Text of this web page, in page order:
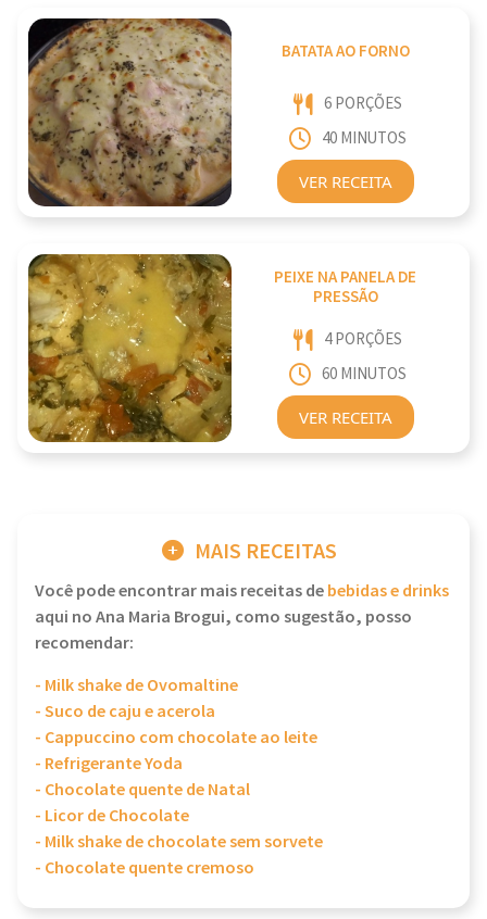
BATATA AO FORNO
6 PORÇÕES
40 MINUTOS
VER RECEITA
PEIXE NA PANELA DE
PRESSÃO
4 PORÇÕES
60 MINUTOS
VER RECEITA
MAIS RECEITAS
Você pode encontrar mais receitas debebidas e drinks
aqui no Ana Maria Brogui, como sugestão, posso
recomendar:
- Milk shake de Ovomaltine
- Suco de caju e acerola
- Cappuccino com chocolate ao leite
- Refrigerante Yoda
- Chocolate quente de Natal
- Licor de Chocolate
- Milk shake de chocolate sem sorvete
- Chocolate quente cremoso